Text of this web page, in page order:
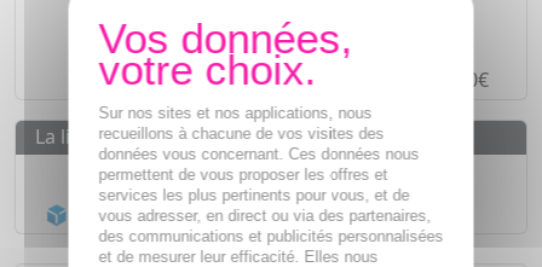
Paiement en ligne SÉCURISÉ
Paiement en 4 fois sans frais à partir de 30€
La livraison
Livraison gratuite dès55€
Acheminement Chronopost en 24h*
Sur nos sites et nos applications, nous
recueillons à chacune de vos visites des
données vous concernant. Ces données nous
permettent de vous proposer les offres et
services les plus pertinents pour vous, et de
vous adresser, en direct ou via des partenaires,
des communications et publicités personnalisées
et de mesurer leur efficacité. Elles nous